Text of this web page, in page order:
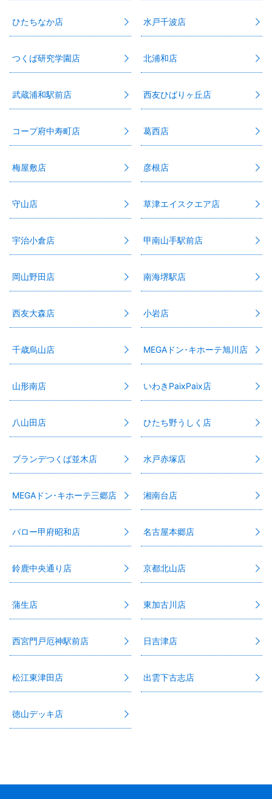
ひたちなか店 水戸千波店
つくば研究学園店 北浦和店
武蔵浦和駅前店 西友ひばりヶ丘店
コープ府中寿町店 葛西店
梅屋敷店 彦根店
守山店 草津エイスクエア店
宇治小倉店 甲南山手駅前店
岡山野田店 南海堺駅店
西友大森店 小岩店
千歳烏山店 MEGAドン･キホーテ旭川店
山形南店 いわきPaixPaix店
八山田店 ひたち野うしく店
ブランデつくば並木店 水戸赤塚店
MEGAドン･キホーテ三郷店 湘南台店
バロー甲府昭和店 名古屋本郷店
鈴鹿中央通り店 京都北山店
蒲生店 東加古川店
西宮門戸厄神駅前店 日吉津店
松江東津田店 出雲下古志店
徳山デッキ店